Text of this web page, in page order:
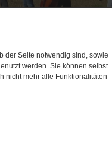
der Seite notwendig sind, sowie
werden. Sie können selbst
nicht mehr alle Funktionalitäten
Gitarrenkurse